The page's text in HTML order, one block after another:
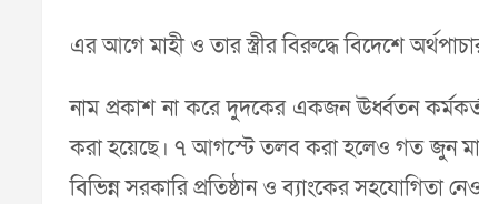
এর আগে মাহী ও তার স্ত্রীর বিরুদ্ধে বিদেশে
নাম প্রকাশ না করে দুদকের একজন ঊর্ধ্বতন
করা হয়েছে। ৭ আগস্টে তলব করা হলেও গত জুন মাস
বিভিন্ন সরকারি প্রতিষ্ঠান ও ব্যাংকের সহযোগিতা